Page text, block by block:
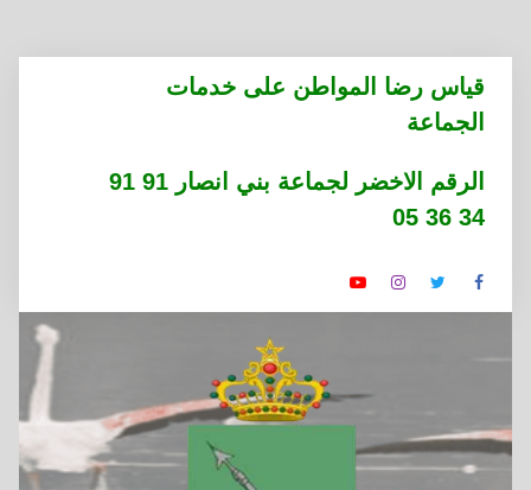
المحتوى
قياس رضا المواطن على خدمات
الجماعة
الرقم الاخضر لجماعة بني انصار 91 91
34 36 05